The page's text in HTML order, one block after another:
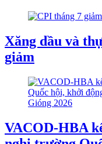
Xăng dầu và
giảm
VACOD-HBA